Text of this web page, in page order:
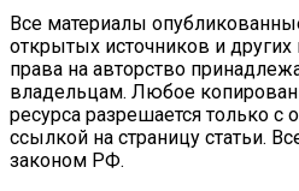
Все материалы
открытых источников и других
права на авторство
владельцам. Любое
ресурса разрешается только с
ссылкой на страницу статьи.
законом РФ.